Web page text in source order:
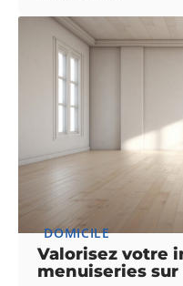
DOMICILE
Valorisez votre
menuiseries sur